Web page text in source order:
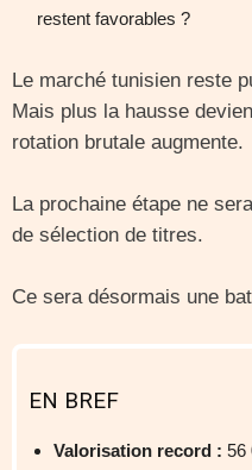
restent favorables ?
Le marché tunisien reste
Mais plus la hausse
rotation brutale augmente.
La prochaine étape ne
de sélection de titres.
Ce sera désormais une
EN BREF
Valorisation record : 56